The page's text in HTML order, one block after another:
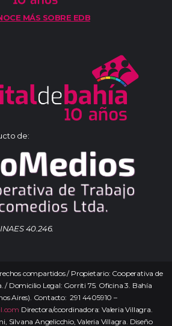
MÁS SOBRE EDB
de:
40.246.
compartidos / Propietario: Cooperativa de
/ Domicilio Legal: Gorriti 75. Oficina 3. Bahía
Aires). Contacto: 291 4405910 –
Directora/coordinadora: Valeria Villagra.
Silvana Angelicchio, Valeria Villagra. Diseño